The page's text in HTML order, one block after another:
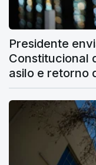
Presidente
Constitucional
asilo e retorno